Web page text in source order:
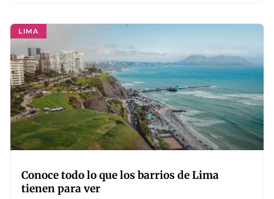
LIMA
Conoce todo lo que los barrios de Lima
tienen para ver